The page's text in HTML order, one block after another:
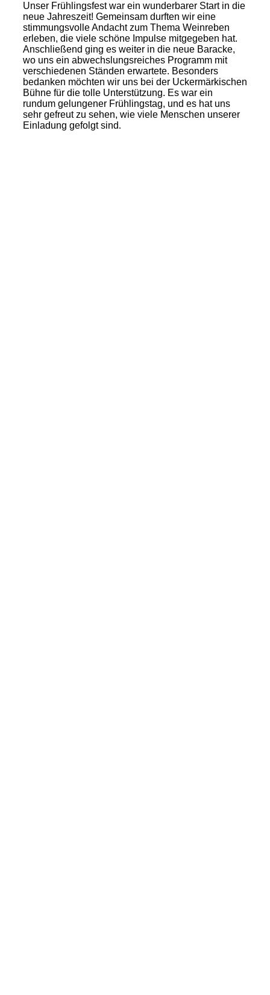
Unser Frühlingsfest war ein wunderbarer Start in die
neue Jahreszeit! Gemeinsam durften wir eine
stimmungsvolle Andacht zum Thema Weinreben
erleben, die viele schöne Impulse mitgegeben hat.
Anschließend ging es weiter in die neue Baracke,
wo uns ein abwechslungsreiches Programm mit
verschiedenen Ständen erwartete. Besonders
bedanken möchten wir uns bei der Uckermärkischen
Bühne für die tolle Unterstützung. Es war ein
rundum gelungener Frühlingstag, und es hat uns
sehr gefreut zu sehen, wie viele Menschen unserer
Einladung gefolgt sind.